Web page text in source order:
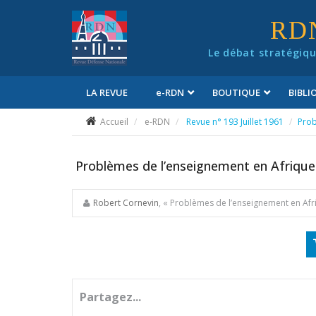
Le débat
LA REVUE e-RDN BOUTIQUE
Accueil e-RDN Revue n° 193 Juillet 1961
Problèmes de l’enseignement en
Robert Cornevin, « Problèmes de l’enseignement en
Partagez...